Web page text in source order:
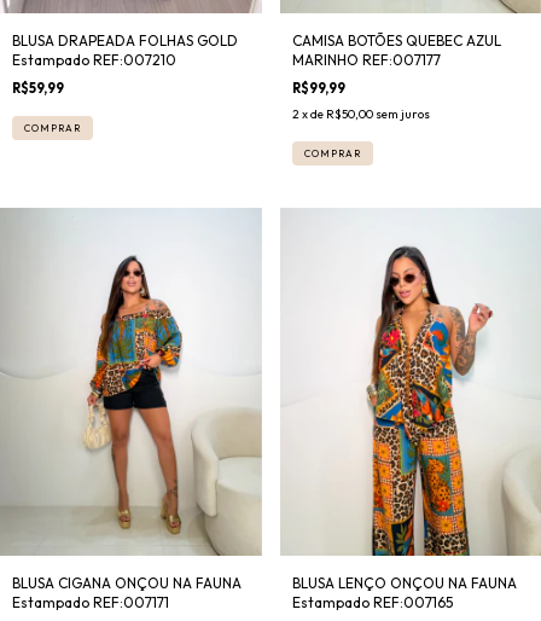
BLUSA DRAPEADA FOLHAS GOLD
Estampado REF:007210
R$59,99
COMPRAR
CAMISA BOTÕES QUEBEC AZUL
MARINHO REF:007177
R$99,99
2 x de R$50,00 sem juros
COMPRAR
BLUSA CIGANA ONÇOU NA FAUNA
Estampado REF:007171
BLUSA LENÇO ONÇOU NA FAUNA
Estampado REF:007165